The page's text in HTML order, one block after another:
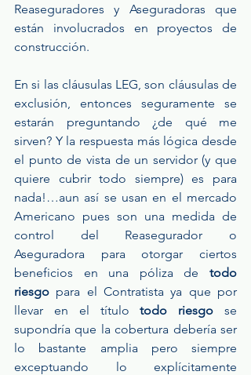
Reaseguradores y Aseguradoras que
están involucrados en proyectos de
construcción.
En si las cláusulas LEG, son cláusulas de
exclusión, entonces seguramente se
estarán preguntando ¿de qué me
sirven? Y la respuesta más lógica desde
el punto de vista de un servidor (y que
quiere cubrir todo siempre) es para
nada!…aun así se usan en el mercado
Americano pues son una medida de
control del Reasegurador o
Aseguradora para otorgar ciertos
beneficios en una póliza de todo
riesgo para el Contratista ya que por
llevar en el título todo riesgo se
supondría que la cobertura debería ser
lo bastante amplia pero siempre
exceptuando lo explícitamente